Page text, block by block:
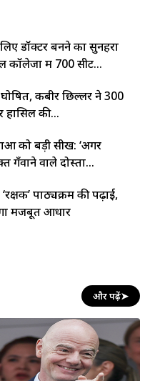
डॉक्टर बनने का सुनहरा
कॉलेजों में 700 सीटें...
कबीर छिल्लर ने 300
की...
को बड़ी सीख: ‘अगर
गँवाने वाले दोस्तों...
पाठ्यक्रम की पढ़ाई,
मजबूत आधार
और पढ़ें➤